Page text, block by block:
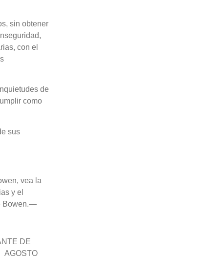
sin obtener
con el
de
como
sus
vea la
y el
Bowen.—
DE
AGOSTO